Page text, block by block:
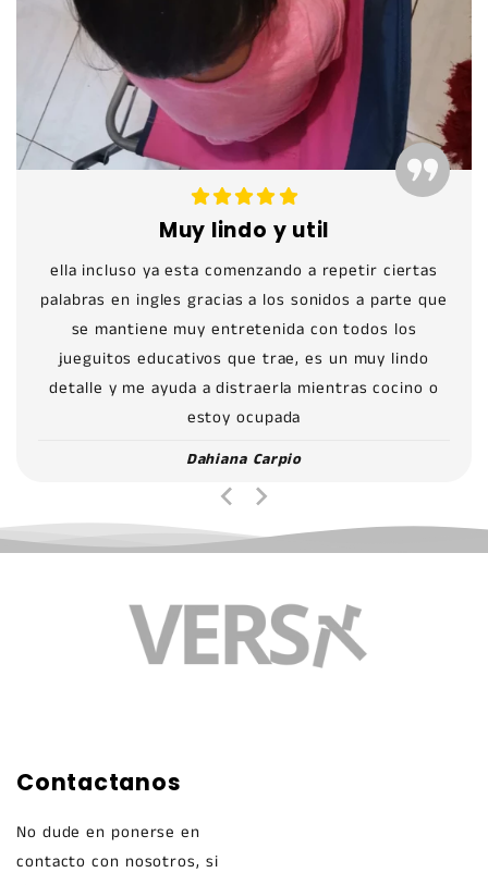
Muy lindo y util
ella incluso ya esta comenzando a repetir ciertas
palabras en ingles gracias a los sonidos a parte que
se mantiene muy entretenida con todos los
jueguitos educativos que trae, es un muy lindo
detalle y me ayuda a distraerla mientras cocino o
estoy ocupada
Dahiana Carpio
Contactanos
No dude en ponerse en
contacto con nosotros, si